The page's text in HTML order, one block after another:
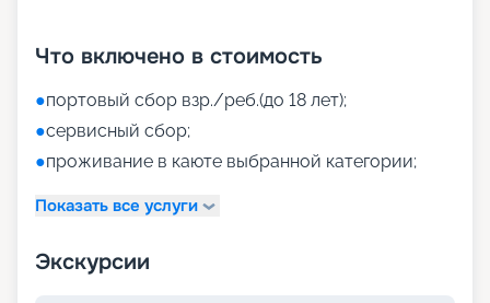
Что включено в стоимость
●портовый сбор взр./реб.(до 18 лет);
●сервисный сбор;
●проживание в каюте выбранной категории;
Показать все услуги
Экскурсии